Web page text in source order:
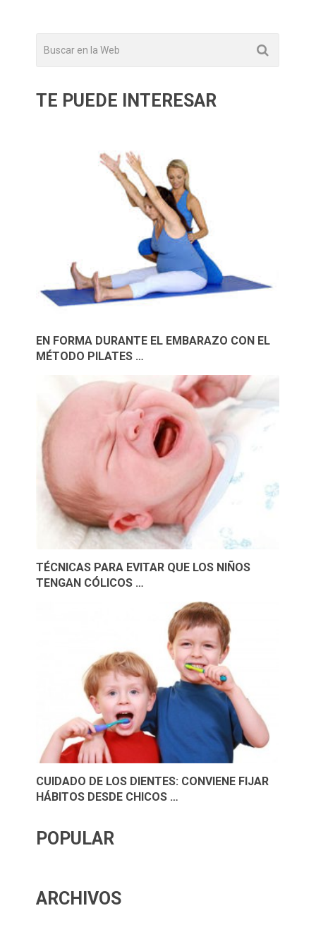
TE PUEDE INTERESAR
EN FORMA DURANTE EL EMBARAZO CON EL
MÉTODO PILATES …
TÉCNICAS PARA EVITAR QUE LOS NIÑOS
TENGAN CÓLICOS …
CUIDADO DE LOS DIENTES: CONVIENE FIJAR
HÁBITOS DESDE CHICOS …
POPULAR
ARCHIVOS